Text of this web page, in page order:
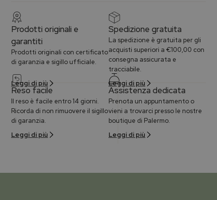
Prodotti originali e
garantiti
Prodotti originali con certificato
di garanzia e sigillo ufficiale.
Leggi di più
Spedizione gratuita
La spedizione è gratuita per gli
acquisti superiori a €100,00 con
consegna assicurata e
tracciabile.
Leggi di più
Reso facile
Il reso è facile entro 14 giorni.
Ricorda di non rimuovere il sigillo
di garanzia.
Leggi di più
Assistenza dedicata
Prenota un appuntamento o
vieni a trovarci presso le nostre
boutique di Palermo.
Leggi di più